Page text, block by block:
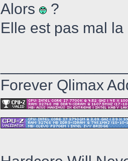
Alors
?
Elle est pas mal
Forever Qlimax